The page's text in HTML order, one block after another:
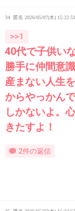
34. 匿名 2026/05/07(木) 15:22:51
>>1
40代で子供い
勝手に仲間意
産まない人生
からやっかん
しかないよ。
きたすよ！
2件の返信